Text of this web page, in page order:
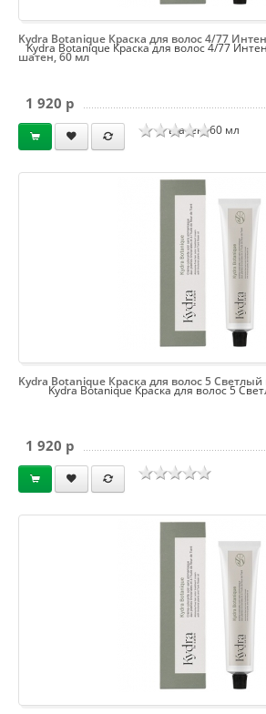
Kydra Botanique Краска для волос 4/77
шатен, 60 мл
Kydra Botanique Краска для волос 4/77
шатен, 60 мл
1 920 p
Kydra Botanique Краска для волос 5
Kydra Botanique Краска для волос 5
1 920 p